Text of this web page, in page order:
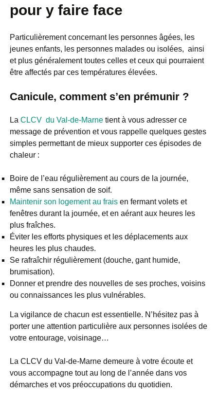
pour y faire face
Particulièrement concernant les personnes âgées, les
jeunes enfants, les personnes malades ou isolées, ainsi
et plus généralement toutes celles et ceux qui pourraient
être affectés par ces températures élevées.
Canicule, comment s’en prémunir ?
La CLCV du Val-de-Marne tient à vous adresser ce
message de prévention et vous rappelle quelques gestes
simples permettant de mieux supporter ces épisodes de
chaleur :
Boire de l’eau régulièrement au cours de la journée,
même sans sensation de soif.
Maintenir son logement au frais en fermant volets et
fenêtres durant la journée, et en aérant aux heures les
plus fraîches.
Éviter les efforts physiques et les déplacements aux
heures les plus chaudes.
Se rafraîchir régulièrement (douche, gant humide,
brumisation).
Donner et prendre des nouvelles de ses proches, voisins
ou connaissances les plus vulnérables.
La vigilance de chacun est essentielle. N’hésitez pas à
porter une attention particulière aux personnes isolées de
votre entourage, voisinage…
La CLCV du Val-de-Marne demeure à votre écoute et
vous accompagne tout au long de l’année dans vos
démarches et vos préoccupations du quotidien.